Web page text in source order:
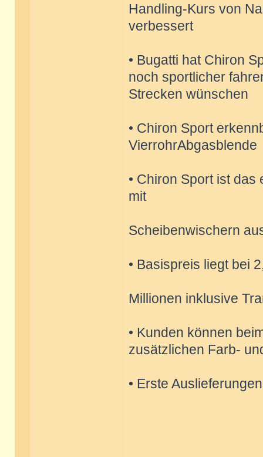
Handling-Kurs von
verbessert
• Bugatti hat Chiron
noch sportlicher
Strecken wünschen
• Chiron Sport
VierrohrAbgasblende
• Chiron Sport ist
mit
Scheibenwischern
• Basispreis liegt bei
Millionen inklusive
• Kunden können
zusätzlichen Farb-
• Erste